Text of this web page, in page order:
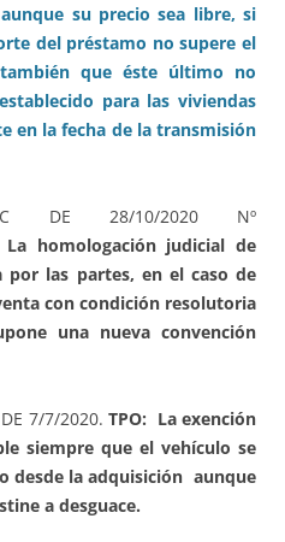
su precio sea libre, si
del préstamo no supere el
que éste último no
para las viviendas
en la fecha de la transmisión
DE 28/10/2020 Nº
La homologación judicial de
por las partes, en el caso de
con condición resolutoria
una nueva convención
7/7/2020. TPO: La exención
siempre que el vehículo se
desde la adquisición aunque
a desguace.